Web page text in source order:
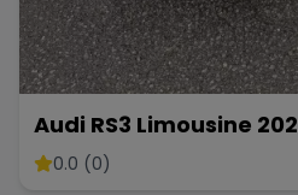
Audi RS3 Limousine
0.0 (0)